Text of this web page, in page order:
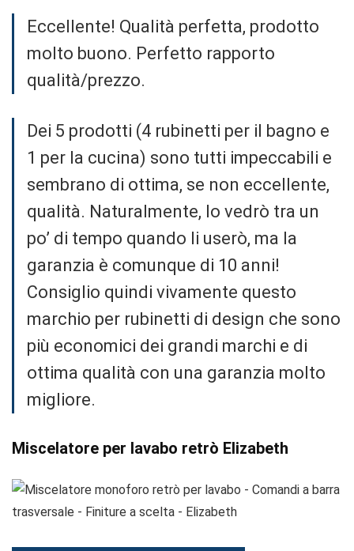
Eccellente! Qualità perfetta, prodotto
molto buono. Perfetto rapporto
qualità/prezzo.
Dei 5 prodotti (4 rubinetti per il bagno e
1 per la cucina) sono tutti impeccabili e
sembrano di ottima, se non eccellente,
qualità. Naturalmente, lo vedrò tra un
po’ di tempo quando li userò, ma la
garanzia è comunque di 10 anni!
Consiglio quindi vivamente questo
marchio per rubinetti di design che sono
più economici dei grandi marchi e di
ottima qualità con una garanzia molto
migliore.
Miscelatore per lavabo retrò Elizabeth